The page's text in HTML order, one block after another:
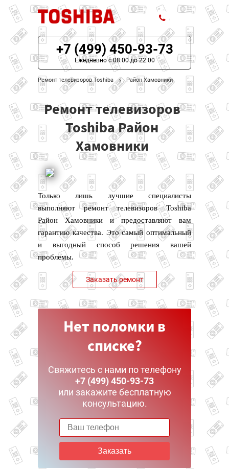
ЦЕНЫ НА РЕМОНТ
О СЕРВИСЕ
МОДЕЛИ TOSHIBA
НАШИ КОНТАКТЫ
+7 (499) 450-93-73
Ежедневно с 08:00 до 22:00
Ремонт телевизоров Toshiba Район Хамовники
Ремонт телевизоров
Toshiba Район
Хамовники
Только лишь лучшие специалисты
выполняют ремонт телевизоров Toshiba
Район Хамовники и предоставляют вам
гарантию качества. Это самый оптимальный
и выгодный способ решения вашей
проблемы.
Заказать ремонт
Нет поломки в
списке?
Свяжитесь с нами по телефону
+7 (499) 450-93-73
или закажите бесплатную
консультацию.
Заказать